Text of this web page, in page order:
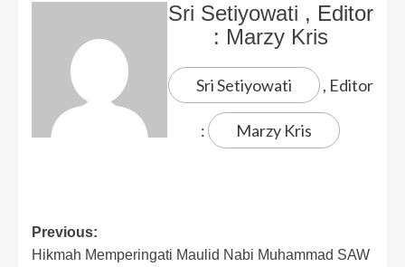
Sri Setiyowati , Editor
: Marzy Kris
Sri Setiyowati , Editor
: Marzy Kris
Previous:
Hikmah Memperingati Maulid Nabi Muhammad SAW